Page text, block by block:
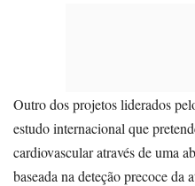
Outro dos projetos liderados
estudo internacional que
cardiovascular através de uma
baseada na deteção precoce da